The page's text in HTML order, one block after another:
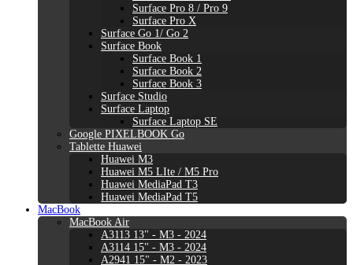
Surface Pro 8 / Pro 9
Surface Pro X
Surface Go 1/ Go 2
Surface Book
Surface Book 1
Surface Book 2
Surface Book 3
Surface Studio
Surface Laptop
Surface Laptop SE
Google PIXELBOOK Go
Tablette Huawei
Huawei M3
Huawei M5 LIte / M5 Pro
Huawei MediaPad T3
Huawei MediaPad T5
MacBook
MacBook Air
A3113 13" - M3 - 2024
A3114 15" - M3 - 2024
A2941 15" - M2 - 2023